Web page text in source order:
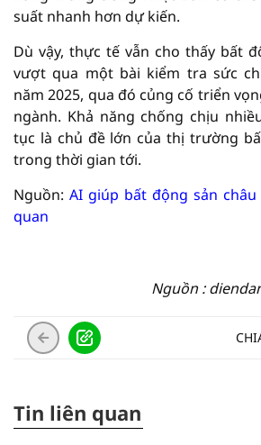
suất nhanh hơn dự kiến.
Dù vậy, thực tế vẫn cho thấy bất
vượt qua một bài kiểm tra sức
năm 2025, qua đó củng cố triển
ngành. Khả năng chống chịu
tục là chủ đề lớn của thị trường
trong thời gian tới.
Nguồn: AI giúp bất động sản
quan
Nguồn :
Tin liên quan